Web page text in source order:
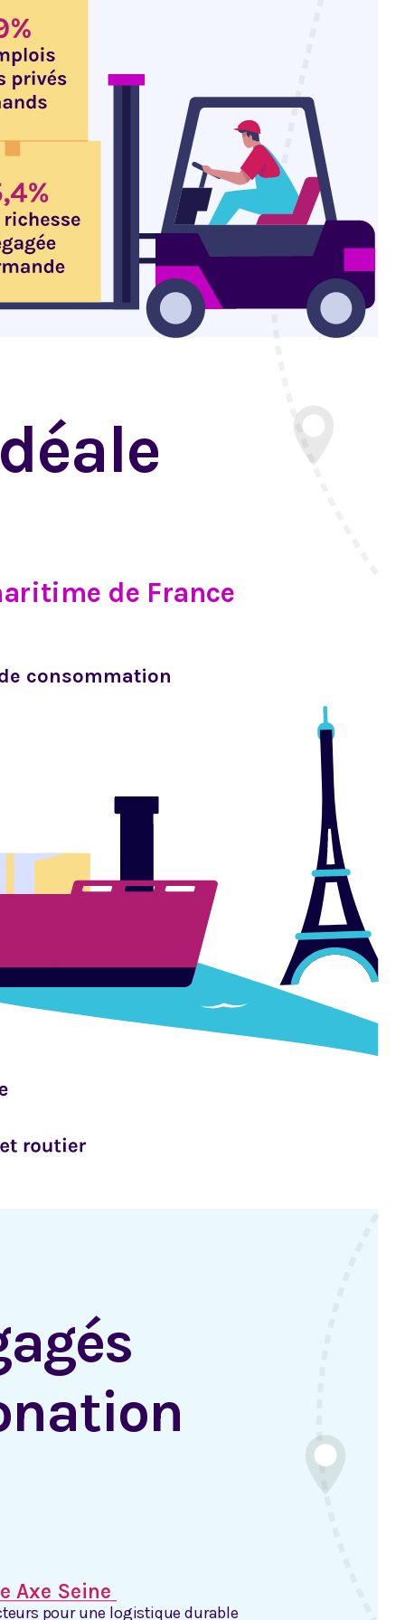
de France
consommation
Axe Seine
pour une logistique durable